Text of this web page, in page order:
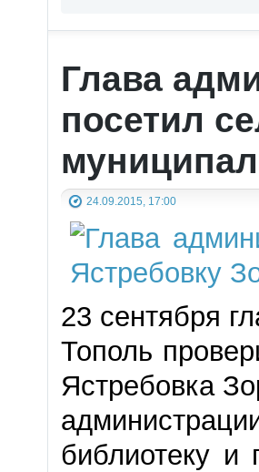
Глава
посетил
24.09.2015, 17:00
23 сентября
Тополь
Ястребовка
библиотеку и